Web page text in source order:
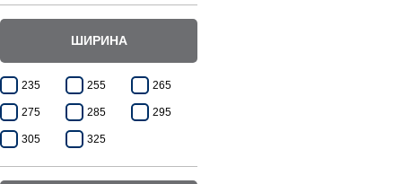
ШИРИНА
235 255 265
275 285 295
305 325